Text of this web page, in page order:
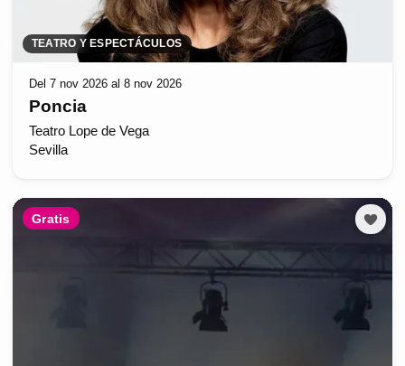
TEATRO Y ESPECTÁCULOS
Del 7 nov 2026 al 8 nov 2026
Poncia
Teatro Lope de Vega
Sevilla
Gratis